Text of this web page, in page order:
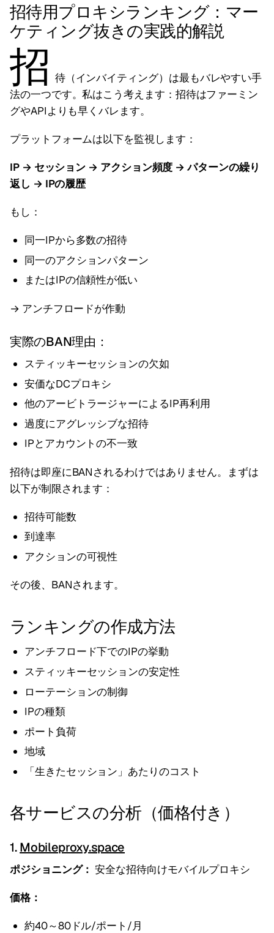
招待用プロキシランキング：マー
ケティング抜きの実践的解説
招 待（インバイティング）は最もバレやすい手
法の一つです。私はこう考えます：招待はファーミン
グやAPIよりも早くバレます。
プラットフォームは以下を監視します：
IP → セッション → アクション頻度 → パターンの繰り
返し → IPの履歴
もし：
同一IPから多数の招待
同一のアクションパターン
またはIPの信頼性が低い
→ アンチフロードが作動
実際のBAN理由：
スティッキーセッションの欠如
安価なDCプロキシ
他のアービトラージャーによるIP再利用
過度にアグレッシブな招待
IPとアカウントの不一致
招待は即座にBANされるわけではありません。まずは
以下が制限されます：
招待可能数
到達率
アクションの可視性
その後、BANされます。
ランキングの作成方法
アンチフロード下でのIPの挙動
スティッキーセッションの安定性
ローテーションの制御
IPの種類
ポート負荷
地域
「生きたセッション」あたりのコスト
各サービスの分析（価格付き）
1.Mobileproxy.space
ポジショニング： 安全な招待向けモバイルプロキシ
価格：
約40～80ドル/ポート/月